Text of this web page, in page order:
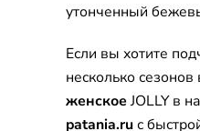
утонченный
Если вы хотите
несколько
женскоеJOLLY в
patania.ruс